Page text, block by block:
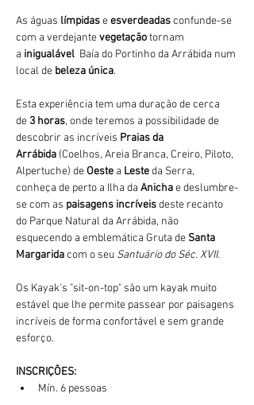
As águas límpidas e esverdeadas confunde-se
com a verdejante vegetação tornam
a inigualável Baía do Portinho da Arrábida num
local de beleza única.
Esta experiência tem uma duração de cerca
de 3 horas, onde teremos a possibilidade de
descobrir as incríveis Praias da
Arrábida (Coelhos, Areia Branca, Creiro, Piloto,
Alpertuche) de Oeste a Leste da Serra,
conheça de perto a Ilha da Anicha e deslumbre-
se com as paisagens incríveis deste recanto
do Parque Natural da Arrábida, não
esquecendo a emblemática Gruta de Santa
Margarida com o seu Santuário do Séc. XVII.
Os Kayak's "sit-on-top" são um kayak muito
estável que lhe permite passear por paisagens
incríveis de forma confortável e sem grande
esforço.
INSCRIÇÕES:
Mín. 6 pessoas